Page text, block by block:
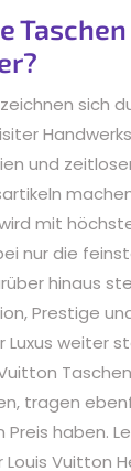
sich
und
mit
nur die
hinaus
Prestige
Luxus weiter
tragen
Preis haben.
Louis Vuitton